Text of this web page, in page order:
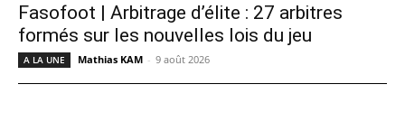
Fasofoot | Arbitrage d’élite : 27 arbitres
formés sur les nouvelles lois du jeu
A LA UNE Mathias KAM - 9 août 2026